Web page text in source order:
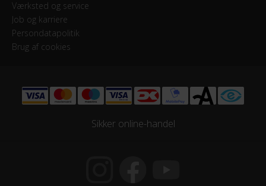
Single speed
Kassette
18T
One Piece Crank / 28T
Værksted og service
Job og karriere
Persondatapolitik
Brug af cookies
Sikker online-handel